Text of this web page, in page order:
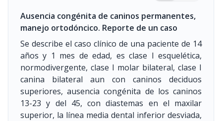
Ausencia congénita de caninos permanentes,
manejo ortodóncico. Reporte de un caso
Se describe el caso clínico de una paciente de 14
años y 1 mes de edad, es clase I esquelética,
normodivergente, clase I molar bilateral, clase I
canina bilateral aun con caninos deciduos
superiores, ausencia congénita de los caninos
13-23 y del 45, con diastemas en el maxilar
superior, la línea media dental inferior desviada,